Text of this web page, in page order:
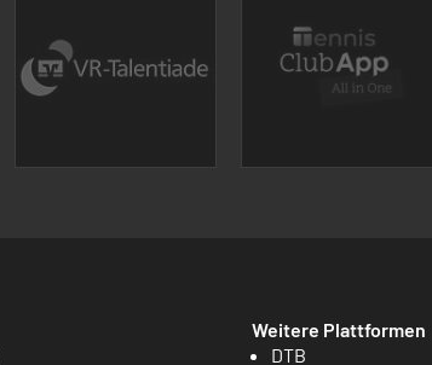
Weitere Plattformen
DTB